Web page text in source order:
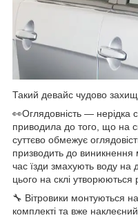
Такий девайс чудово
👀Оглядовність — нерідка
приводила до того, що на
суттєво обмежує
призводить до виникнення
час їзди змахують воду на
цього на склі утворюються
🔧 Вітровики монтуються
комплекті та вже